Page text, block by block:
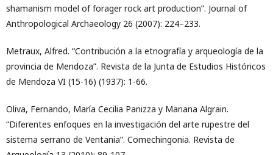
shamanism model of forager rock art production”. Journal of
Anthropological Archaeology 26 (2007): 224–233.
Metraux, Alfred. “Contribución a la etnografía y arqueología de la
provincia de Mendoza”. Revista de la Junta de Estudios Históricos
de Mendoza VI (15-16) (1937): 1-66.
Oliva, Fernando, María Cecilia Panizza y Mariana Algrain.
“Diferentes enfoques en la investigación del arte rupestre del
sistema serrano de Ventania”. Comechingonia. Revista de